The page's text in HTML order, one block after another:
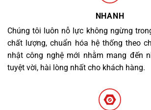
NHANH
Chúng tôi luôn nỗ lực không ngừng
chất lượng, chuẩn hóa hệ thống theo
nhật công nghệ mới nhằm mang đến
tuyệt vời, hài lòng nhất cho khách hàng.